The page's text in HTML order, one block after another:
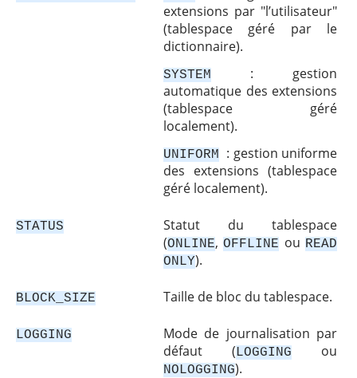
extensions par "l’utilisateur"
(tablespace géré par le
dictionnaire).
SYSTEM
: gestion
automatique des extensions
(tablespace géré
localement).
UNIFORM
: gestion uniforme
des extensions (tablespace
géré localement).
STATUS
Statut du tablespace
(ONLINE,OFFLINE ouREAD
ONLY).
BLOCK_SIZE Taille de bloc du tablespace.
LOGGING
Mode de journalisation par
défaut (LOGGING ou
NOLOGGING).